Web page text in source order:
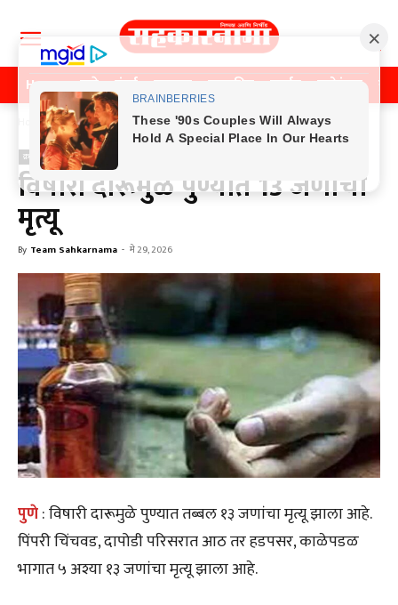
Home पुणे मुंबई महाराष्ट्र राजकीय क्राईम मनोरंजन
Home क्राईम
क्राईम पुणे
विषारी दारूमुळे पुण्यात 13 जणांचा
मृत्यू
By Team Sahkarnama - मे 29, 2026
पुणे: विषारी दारूमुळे पुण्यात तब्बल १३ जणांचा मृत्यू झाला आहे.
पिंपरी चिंचवड, दापोडी परिसरात आठ तर हडपसर, काळेपडळ
भागात ५ अश्या १३ जणांचा मृत्यू झाला आहे.